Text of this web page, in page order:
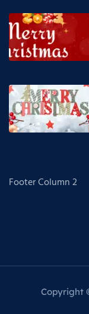
Footer Column 2
Copyright